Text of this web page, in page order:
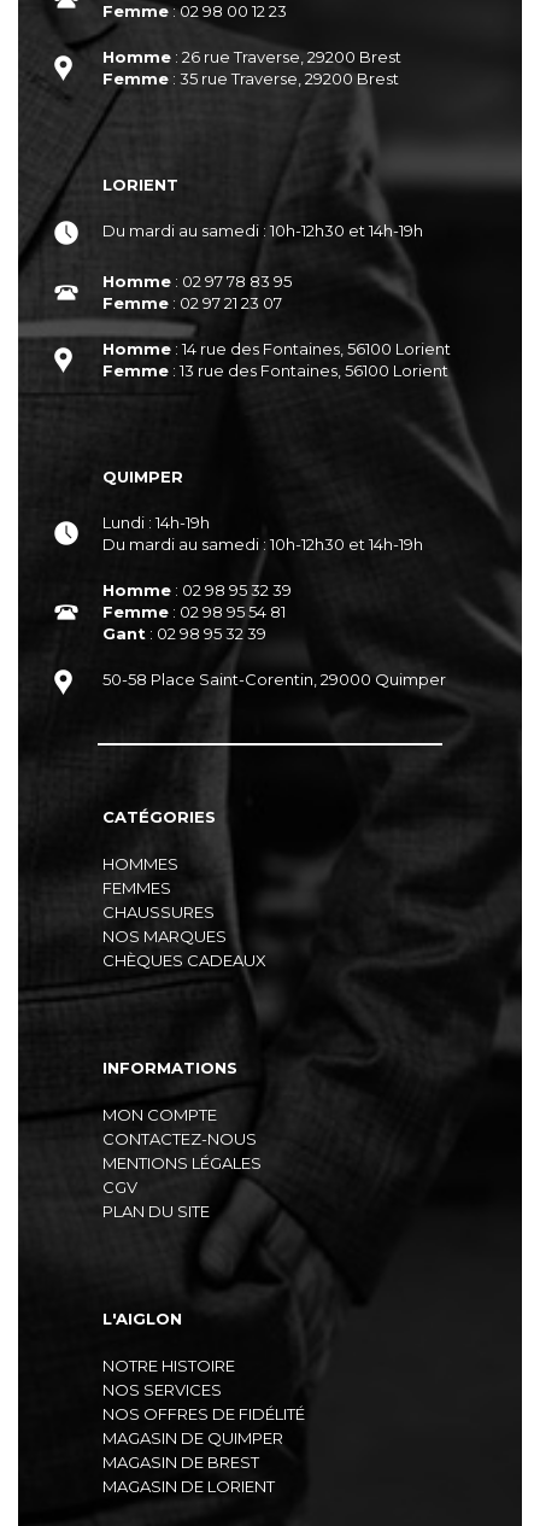
Femme: 02 98 00 12 23
Homme : 26 rue Traverse, 29200 Brest
Femme : 35 rue Traverse, 29200 Brest
LORIENT
Du mardi au samedi : 10h-12h30 et 14h-19h
Homme : 02 97 78 83 95
Femme : 02 97 21 23 07
Homme : 14 rue des Fontaines, 56100 Lorient
Femme : 13 rue des Fontaines, 56100 Lorient
QUIMPER
Lundi : 14h-19h
Du mardi au samedi : 10h-12h30 et 14h-19h
Homme : 02 98 95 32 39
Femme : 02 98 95 54 81
Gant : 02 98 95 32 39
50-58 Place Saint-Corentin, 29000 Quimper
CATÉGORIES
HOMMES
FEMMES
CHAUSSURES
NOS MARQUES
CHÈQUES CADEAUX
INFORMATIONS
MON COMPTE
CONTACTEZ-NOUS
MENTIONS LÉGALES
CGV
PLAN DU SITE
L'AIGLON
NOTRE HISTOIRE
NOS SERVICES
NOS OFFRES DE FIDÉLITÉ
MAGASIN DE QUIMPER
MAGASIN DE BREST
MAGASIN DE LORIENT